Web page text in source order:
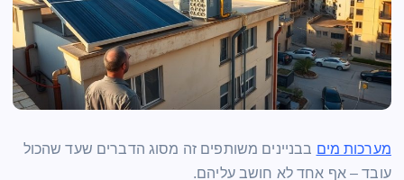
מערכות מים בבניינים משותפים זה מסוג הדברים שעד שהכול
עובד – אף אחד לא חושב עליהם.